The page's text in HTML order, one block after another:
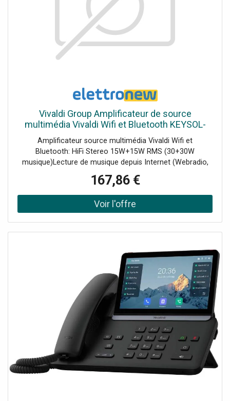
Vivaldi Group Amplificateur de source
multimédia Vivaldi Wifi et Bluetooth KEYSOL-
15S
Amplificateur source multimédia Vivaldi Wifi et
Bluetooth: HiFi Stereo 15W+15W RMS (30+30W
musique)Lecture de musique depuis Internet (Webradio,
Spotify ), depuis l'USB ou depuis vos appareils via
Bluetooth ou AirPlayTéléchargez l'application gratuite
VIVALDI sur Play Store et App Store
167,86 €